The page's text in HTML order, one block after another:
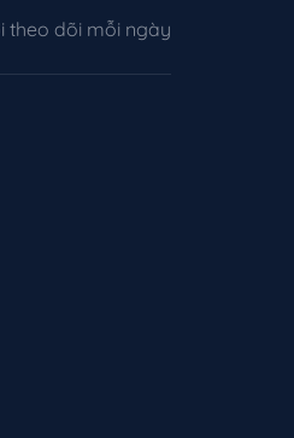
theo dõi mỗi ngày